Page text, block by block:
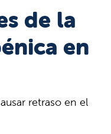
de la
en
retraso en el